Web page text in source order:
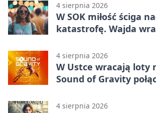
4 sierpnia 2026
W SOK miłość ściga
katastrofę. Wajda
4 sierpnia 2026
W Ustce wracają loty
Sound of Gravity
4 sierpnia 2026